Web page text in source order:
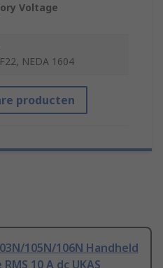
Voltage
NEDA 1604
producten
105N/106N Handheld
10 A dc UKAS